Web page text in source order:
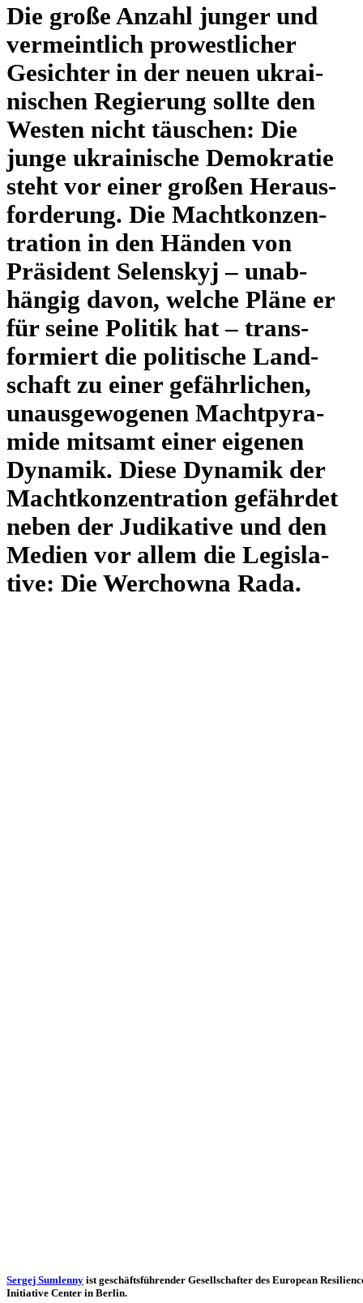
Die große Anzahl junger und
ver­meint­lich pro­west­li­cher
Gesich­ter in der neuen ukrai­
ni­schen Regie­rung sollte den
Westen nicht täu­schen: Die
junge ukrai­ni­sche Demo­kra­tie
steht vor einer großen Her­aus­
for­de­rung. Die Macht­kon­zen­
tra­tion in den Händen von
Prä­si­dent Selen­skyj – unab­
hän­gig davon, welche Pläne er
für seine Politik hat – trans­
for­miert die poli­ti­sche Land­
schaft zu einer gefähr­li­chen,
unaus­ge­wo­ge­nen Macht­py­ra­
mide mitsamt einer eigenen
Dynamik. Diese Dynamik der
Macht­kon­zen­tra­tion gefähr­det
neben der Judi­ka­tive und den
Medien vor allem die Legis­la­
tive: Die Wer­chowna Rada.
Sergej Sum­lenny ist geschäfts­füh­ren­der Gesell­schaf­ter des Euro­pean
Initia­tive Center in Berlin.